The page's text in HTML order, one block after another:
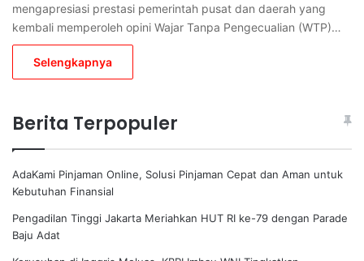
mengapresiasi prestasi pemerintah pusat dan daerah yang
kembali memperoleh opini Wajar Tanpa Pengecualian (WTP)…
Selengkapnya
Berita Terpopuler
AdaKami Pinjaman Online, Solusi Pinjaman Cepat dan Aman untuk
Kebutuhan Finansial
Pengadilan Tinggi Jakarta Meriahkan HUT RI ke-79 dengan Parade
Baju Adat